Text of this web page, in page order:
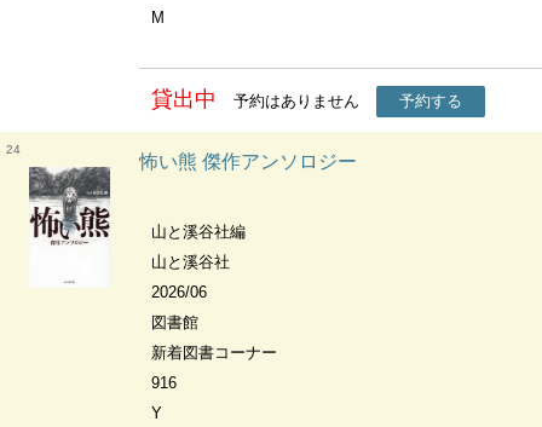
M
貸出中 予約はありません 予約する
24
怖い熊 傑作アンソロジー
山と溪谷社編
山と溪谷社
2026/06
図書館
新着図書コーナー
916
Y